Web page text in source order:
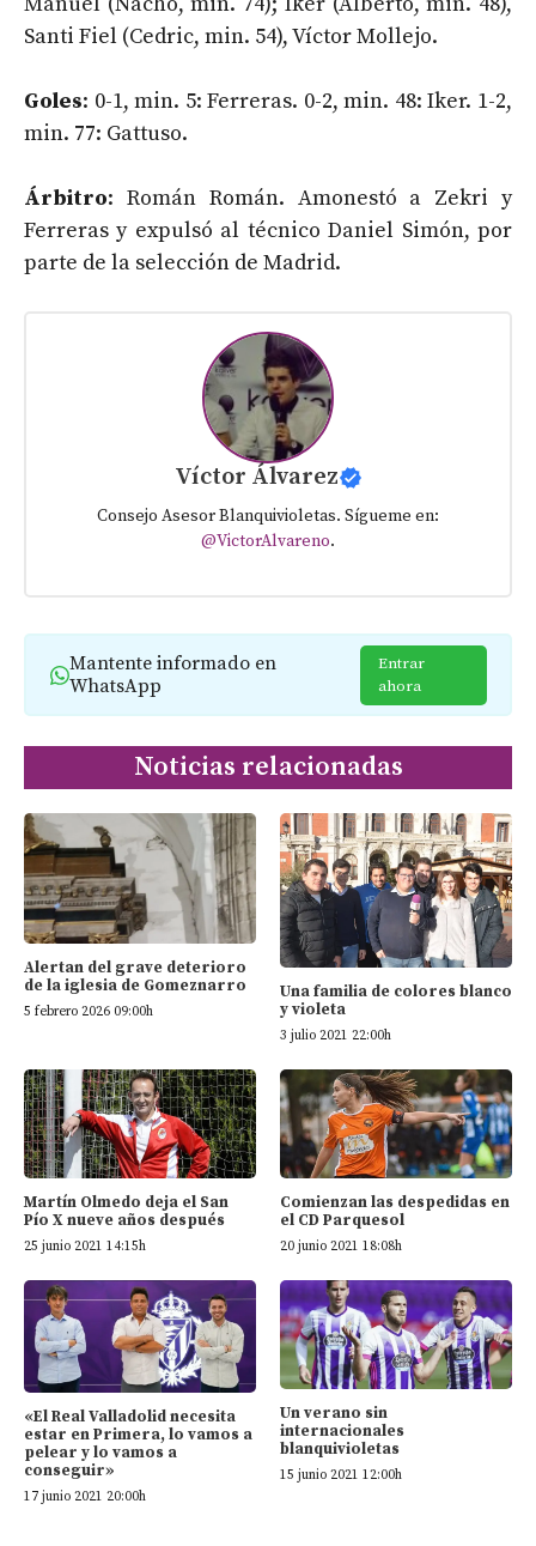
Santi Fiel (Cedric, min. 54), Víctor Mollejo.
Goles: 0-1, min. 5: Ferreras. 0-2, min. 48: Iker. 1-2,
min. 77: Gattuso.
Árbitro: Román Román. Amonestó a Zekri y
Ferreras y expulsó al técnico Daniel Simón, por
parte de la selección de Madrid.
Víctor Álvarez
Consejo Asesor Blanquivioletas. Sígueme en:
@VictorAlvareno.
Mantente informado en
WhatsApp
Entrar
ahora
Noticias relacionadas
Alertan del grave deterioro
de la iglesia de Gomeznarro
5 febrero 2026 09:00h
Una familia de colores blanco
y violeta
3 julio 2021 22:00h
Martín Olmedo deja el San
Pío X nueve años después
25 junio 2021 14:15h
Comienzan las despedidas en
el CD Parquesol
20 junio 2021 18:08h
«El Real Valladolid necesita
estar en Primera, lo vamos a
pelear y lo vamos a
conseguir»
17 junio 2021 20:00h
Un verano sin
internacionales
blanquivioletas
15 junio 2021 12:00h